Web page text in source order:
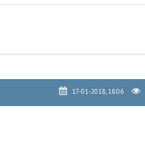
17-01-2018, 18:06